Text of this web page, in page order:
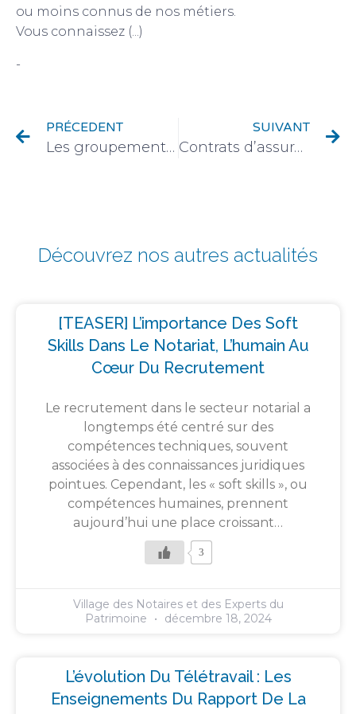
ou moins connus de nos métiers.
Vous connaissez (...)
-
PRÉCEDENT
Les groupements fonciers agricoles, un investissement de diversification patrimoniale
SUIVANT
Contrats d’assurance dépendance : des améliorations à apporter selon l’ACPR
Découvrez nos autres actualités
[TEASER] L’importance Des Soft
Skills Dans Le Notariat, L’humain Au
Cœur Du Recrutement
Le recrutement dans le secteur notarial a
longtemps été centré sur des
compétences techniques, souvent
associées à des connaissances juridiques
pointues. Cependant, les « soft skills », ou
compétences humaines, prennent
aujourd’hui une place croissant…
3
Village des Notaires et des Experts du
Patrimoine
décembre 18, 2024
L’évolution Du Télétravail : Les
Enseignements Du Rapport De La